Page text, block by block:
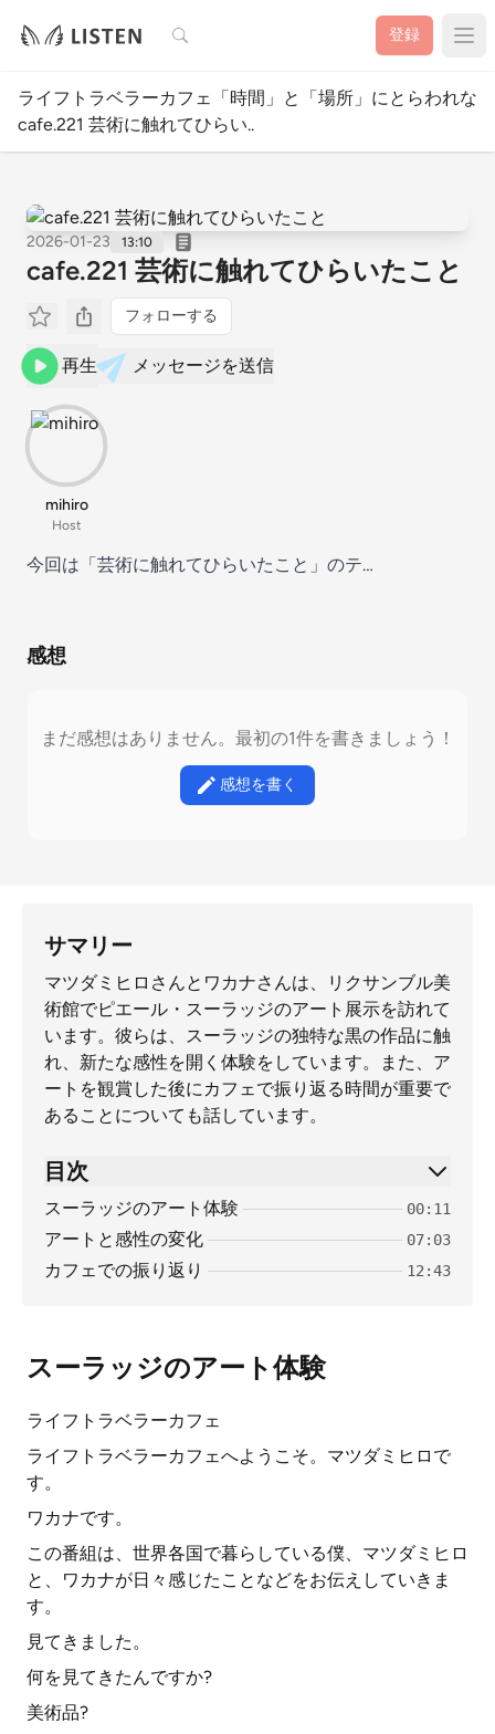
検索 登録
ライフトラベラーカフェ「時間」と「場所」にとらわれな
cafe.221 芸術に触れてひらい..
2026-01-23 13:10
cafe.221 芸術に触れてひらいたこと
フォローする
再生 メッセージを送信
mihiro
Host
今回は「芸術に触れてひらいたこと」のテ…
感想
まだ感想はありません。最初の1件を書きましょう！
感想を書く
サマリー
マツダミヒロさんとワカナさんは、リクサンブル美
術館でピエール・スーラッジのアート展示を訪れて
います。彼らは、スーラッジの独特な黒の作品に触
れ、新たな感性を開く体験をしています。また、ア
ートを観賞した後にカフェで振り返る時間が重要で
あることについても話しています。
目次
スーラッジのアート体験 00:11
アートと感性の変化 07:03
カフェでの振り返り 12:43
スーラッジのアート体験
ライフトラベラーカフェ
ライフトラベラーカフェへようこそ。マツダミヒロで
す。
ワカナです。
この番組は、世界各国で暮らしている僕、マツダミヒロ
と、ワカナが日々感じたことなどをお伝えしていきま
す。
見てきました。
何を見てきたんですか?
美術品?